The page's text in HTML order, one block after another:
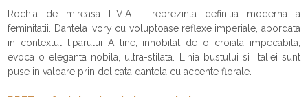
Rochia de mireasa LIVIA - reprezinta definitia moderna a
feminitatii. Dantela ivory cu voluptoase reflexe imperiale, abordata
in contextul tiparului A line, innobilat de o croiala impecabila,
evoca o eleganta nobila, ultra-stilata. Linia bustului si taliei sunt
puse in valoare prin delicata dantela cu accente florale.